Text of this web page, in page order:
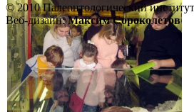
© 2010 Палеонтологический
Веб-дизайн:Максим Сороколетов